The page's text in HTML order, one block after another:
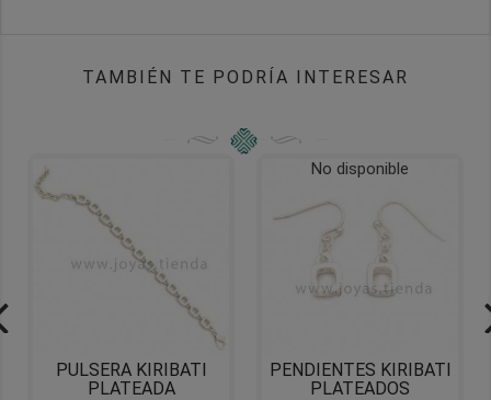
TAMBIÉN TE PODRÍA INTERESAR
PULSERA KIRIBATI
PLATEADA
No disponible
PENDIENTES KIRIBATI
PLATEADOS